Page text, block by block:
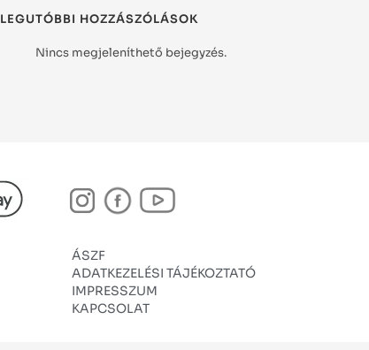
LEGUTÓBBI HOZZÁSZÓLÁSOK
Nincs megjeleníthető bejegyzés.
ÁSZF
ADATKEZELÉSI TÁJÉKOZTATÓ
IMPRESSZUM
KAPCSOLAT